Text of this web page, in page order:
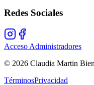
Redes Sociales
Acceso Administradores
© 2026 Claudia Martin
TérminosPrivacidad